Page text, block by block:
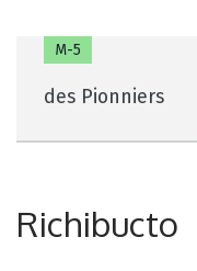
M-5
des Pionniers
Richibucto